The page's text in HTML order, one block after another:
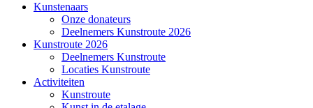
Kunstenaars
Onze donateurs
Deelnemers Kunstroute 2026
Kunstroute 2026
Deelnemers Kunstroute
Locaties Kunstroute
Activiteiten
Kunstroute